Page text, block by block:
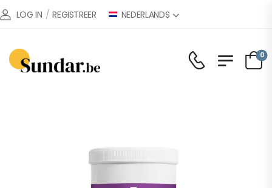
LOG IN / REGISTREER NEDERLANDS
0